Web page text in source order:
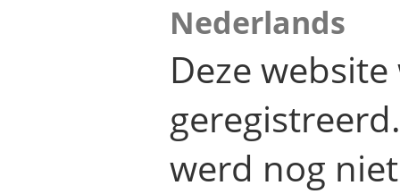
Nederlands
Deze
werd nog